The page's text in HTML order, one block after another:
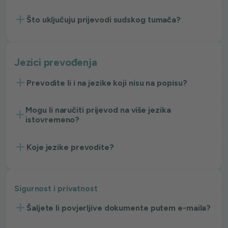
Što uključuju prijevodi sudskog tumača?
Jezici prevođenja
Prevodite li i na jezike koji nisu na popisu?
Mogu li naručiti prijevod na više jezika
istovremeno?
Koje jezike prevodite?
Sigurnost i privatnost
Šaljete li povjerljive dokumente putem e-maila?